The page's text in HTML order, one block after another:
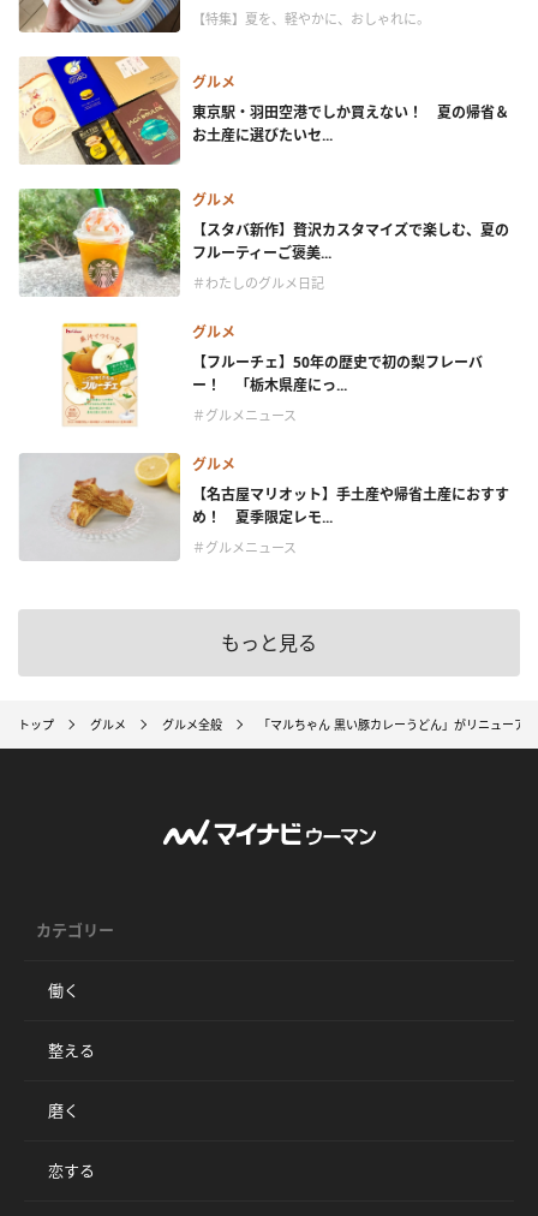
【特集】夏を、軽やかに、おしゃれに。
グルメ
東京駅・羽田空港でしか買えない！ 夏の帰省＆
お土産に選びたいセ...
グルメ
【スタバ新作】贅沢カスタマイズで楽しむ、夏の
フルーティーご褒美...
＃わたしのグルメ日記
グルメ
【フルーチェ】50年の歴史で初の梨フレーバ
ー！ 「栃木県産にっ...
＃グルメニュース
グルメ
【名古屋マリオット】手土産や帰省土産におすす
め！ 夏季限定レモ...
＃グルメニュース
もっと見る
トップ グルメ グルメ全般 「マルちゃん 黒い豚カレーうどん」がリニュー
カテゴリー
働く
整える
磨く
恋する